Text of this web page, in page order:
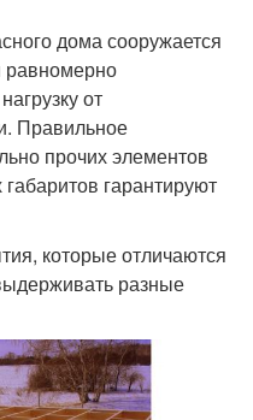
дома сооружается
равномерно
от
Правильное
прочих элементов
гарантируют
которые отличаются
разные